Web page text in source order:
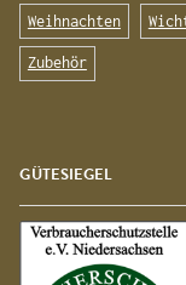
Weihnachten
Zubehör
GÜTESIEGEL